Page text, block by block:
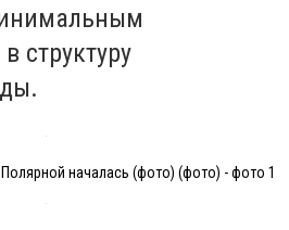
структуру
началась (фото) (фото) - фото 1